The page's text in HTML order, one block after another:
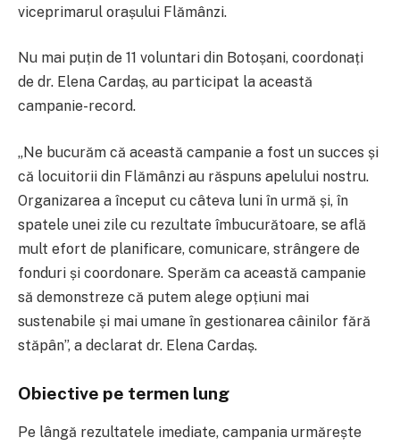
viceprimarul orașului Flămânzi.
Nu mai puțin de 11 voluntari din Botoșani, coordonați
de dr. Elena Cardaș, au participat la această
campanie-record.
„Ne bucurăm că această campanie a fost un succes și
că locuitorii din Flămânzi au răspuns apelului nostru.
Organizarea a început cu câteva luni în urmă și, în
spatele unei zile cu rezultate îmbucurătoare, se află
mult efort de planificare, comunicare, strângere de
fonduri și coordonare. Sperăm ca această campanie
să demonstreze că putem alege opțiuni mai
sustenabile și mai umane în gestionarea câinilor fără
stăpân”, a declarat dr. Elena Cardaș.
Obiective pe termen lung
Pe lângă rezultatele imediate, campania urmărește